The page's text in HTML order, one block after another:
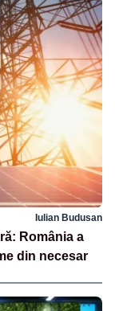
Iulian Budusan
România a
din necesar